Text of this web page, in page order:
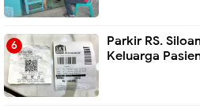
Parkir RS.
Keluarga